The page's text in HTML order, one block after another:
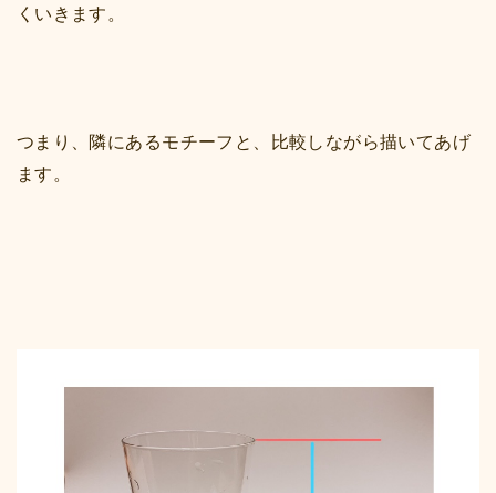
くいきます。
つまり、隣にあるモチーフと、比較しながら描いてあげ
ます。